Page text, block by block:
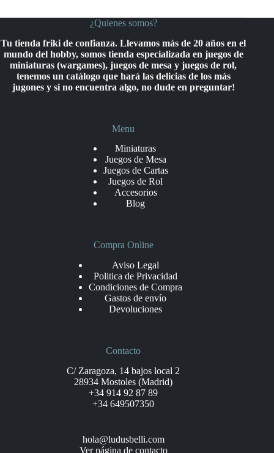
¿Quienes somos?
Tu tienda friki de confianza. Llevamos más de 20 años en el
mundo del hobby, somos tienda especializada en juegos de
miniaturas (wargames), juegos de mesa y juegos de rol,
tenemos un catálogo que hará las delicias de los más
jugones y si no encuentra algo, no dude en preguntar!
Menu
Miniaturas
Juegos de Mesa
Juegos de Cartas
Juegos de Rol
Accesorios
Blog
Compra Online
Aviso Legal
Politica de Privacidad
Condiciones de Compra
Gastos de envío
Devoluciones
Contacto
C/ Zaragoza, 14 bajos local 2
28934 Mostoles (Madrid)
+34 914 92 87 89
+34 649507350
hola@ludusbelli.com
Ver página de contacto